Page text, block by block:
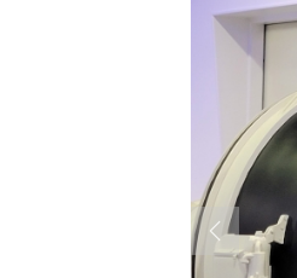
Previous